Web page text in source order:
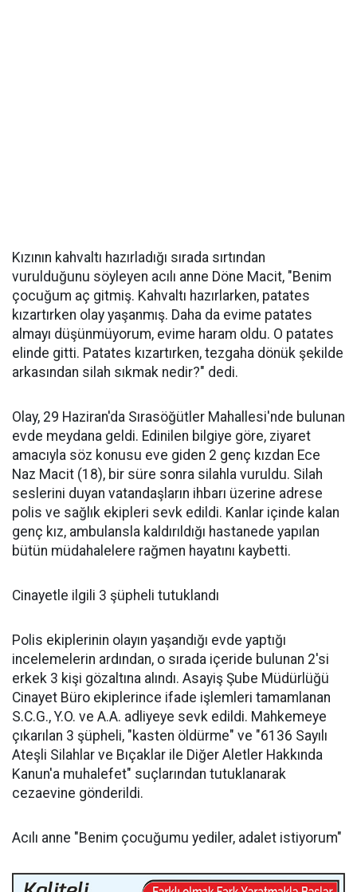
Kızının kahvaltı hazırladığı sırada sırtından
vurulduğunu söyleyen acılı anne Döne Macit, "Benim
çocuğum aç gitmiş. Kahvaltı hazırlarken, patates
kızartırken olay yaşanmış. Daha da evime patates
almayı düşünmüyorum, evime haram oldu. O patates
elinde gitti. Patates kızartırken, tezgaha dönük şekilde
arkasından silah sıkmak nedir?" dedi.
Olay, 29 Haziran'da Sırasöğütler Mahallesi'nde bulunan
evde meydana geldi. Edinilen bilgiye göre, ziyaret
amacıyla söz konusu eve giden 2 genç kızdan Ece
Naz Macit (18), bir süre sonra silahla vuruldu. Silah
seslerini duyan vatandaşların ihbarı üzerine adrese
polis ve sağlık ekipleri sevk edildi. Kanlar içinde kalan
genç kız, ambulansla kaldırıldığı hastanede yapılan
bütün müdahalelere rağmen hayatını kaybetti.
Cinayetle ilgili 3 şüpheli tutuklandı
Polis ekiplerinin olayın yaşandığı evde yaptığı
incelemelerin ardından, o sırada içeride bulunan 2'si
erkek 3 kişi gözaltına alındı. Asayiş Şube Müdürlüğü
Cinayet Büro ekiplerince ifade işlemleri tamamlanan
S.C.G., Y.O. ve A.A. adliyeye sevk edildi. Mahkemeye
çıkarılan 3 şüpheli, "kasten öldürme" ve "6136 Sayılı
Ateşli Silahlar ve Bıçaklar ile Diğer Aletler Hakkında
Kanun'a muhalefet" suçlarından tutuklanarak
cezaevine gönderildi.
Acılı anne "Benim çocuğumu yediler, adalet istiyorum"